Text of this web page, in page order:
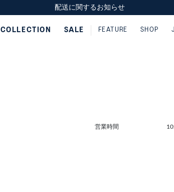
スクスク（SUKU2）価格改定のお知らせ
配送に関するお知らせ
スクスク（SUKU2）価格改定のお知らせ
配送に関するお知らせ
COLLECTION SALE FEATURE SHOP
営業時間